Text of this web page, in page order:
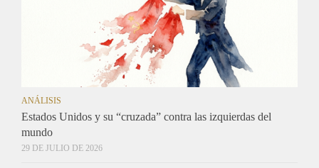
ANÁLISIS
Estados Unidos y su “cruzada” contra las izquierdas del
mundo
29 DE JULIO DE 2026